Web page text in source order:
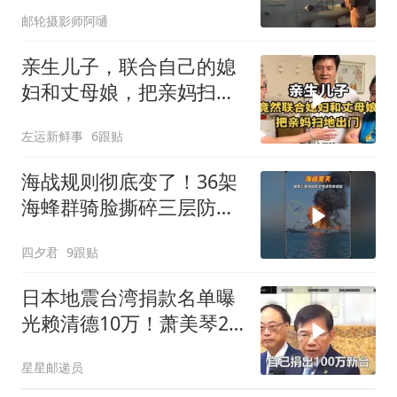
邮轮摄影师阿嗵
亲生儿子，联合自己的媳
妇和丈母娘，把亲妈扫地
左运新鲜事 6跟贴
海战规则彻底变了！36架
海蜂群骑脸撕碎三层防空
四夕君 9跟贴
日本地震台湾捐款名单曝
光赖清德10万！萧美琴20
星星邮递员